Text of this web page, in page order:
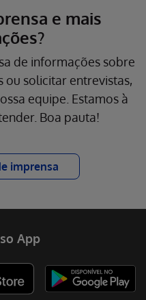
e mais
de informações sobre
ou solicitar entrevistas,
equipe. Estamos à
Boa pauta!
imprensa
App